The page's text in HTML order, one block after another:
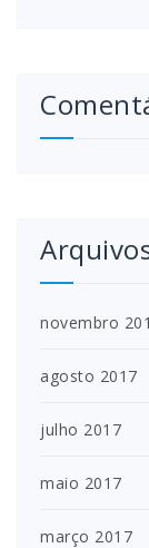
novembro
agosto 2017
julho 2017
maio 2017
março 2017